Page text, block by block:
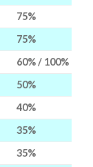
75%
75%
60% / 100%
50%
40%
35%
35%